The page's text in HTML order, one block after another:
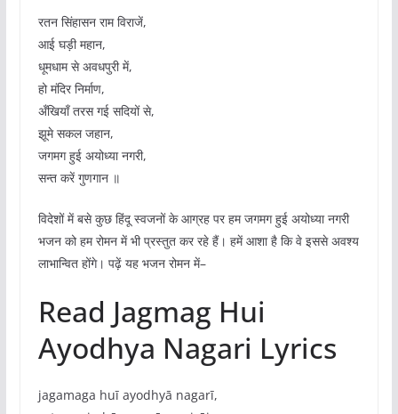
रतन सिंहासन राम विराजें,
आई घड़ी महान,
धूमधाम से अवधपुरी में,
हो मंदिर निर्माण,
अँखियाँ तरस गई सदियों से,
झूमे सकल जहान,
जगमग हुई अयोध्या नगरी,
सन्त करें गुणगान ॥
विदेशों में बसे कुछ हिंदू स्वजनों के आग्रह पर हम जगमग हुई अयोध्या नगरी
भजन को हम रोमन में भी प्रस्तुत कर रहे हैं। हमें आशा है कि वे इससे अवश्य
लाभान्वित होंगे। पढ़ें यह भजन रोमन में–
Read Jagmag Hui
Ayodhya Nagari Lyrics
jagamaga huī ayodhyā nagarī,